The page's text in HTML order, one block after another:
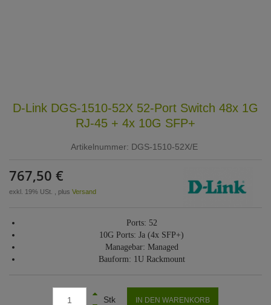
D-Link DGS-1510-52X 52-Port Switch 48x 1G
RJ-45 + 4x 10G SFP+
Artikelnummer: DGS-1510-52X/E
767,50 €
exkl. 19% USt. , plus Versand
Ports: 52
10G Ports: Ja (4x SFP+)
Managebar: Managed
Bauform: 1U Rackmount
Stk IN DEN WARENKORB